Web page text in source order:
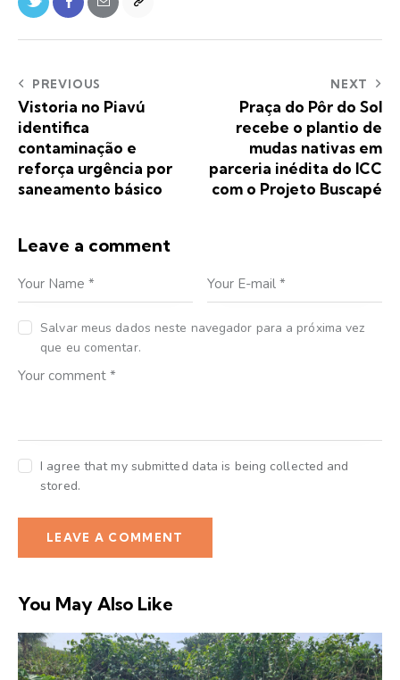
PREVIOUS
Vistoria no Piavú
identifica
contaminação e
reforça urgência por
saneamento básico
NEXT
Praça do Pôr do Sol
recebe o plantio de
mudas nativas em
parceria inédita do ICC
com o Projeto Buscapé
Leave a comment
Salvar meus dados neste navegador para a próxima vez
que eu comentar.
I agree that my submitted data is being collected and
stored.
You May Also Like